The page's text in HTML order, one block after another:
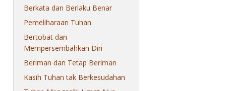
Berkata dan Berlaku Benar
Pemeliharaan Tuhan
Bertobat dan
Mempersembahkan Diri
Beriman dan Tetap Beriman
Kasih Tuhan tak Berkesudahan